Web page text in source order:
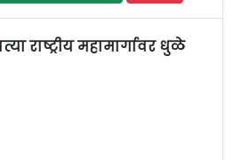
राष्ट्रीय महामार्गावर धुळे